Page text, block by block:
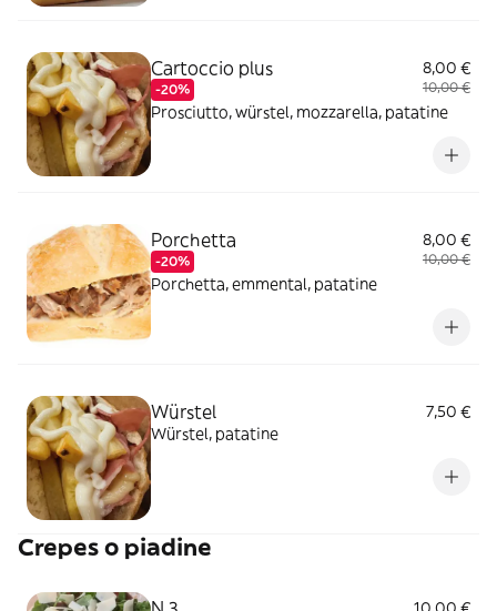
Cartoccio plus
-20%
8,00 €
10,00 €
Prosciutto, würstel, mozzarella, patatine
Porchetta
-20%
8,00 €
10,00 €
Porchetta, emmental, patatine
Würstel
7,50 €
Würstel, patatine
Crepes o piadine